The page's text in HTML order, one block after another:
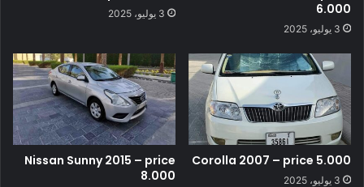
6.000
3 يوليو، 2025
3 يوليو، 2025
Corolla 2007 – price 5.000
3 يوليو، 2025
Nissan Sunny 2015 – price
8.000